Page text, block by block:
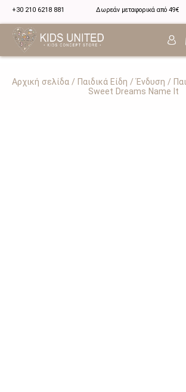
+30 210 6218 881 Δωρεάν μεταφορικά από 49€
Αρχική σελίδα/ Παιδικά Είδη /Ένδυση /
Sweet Dreams Name It